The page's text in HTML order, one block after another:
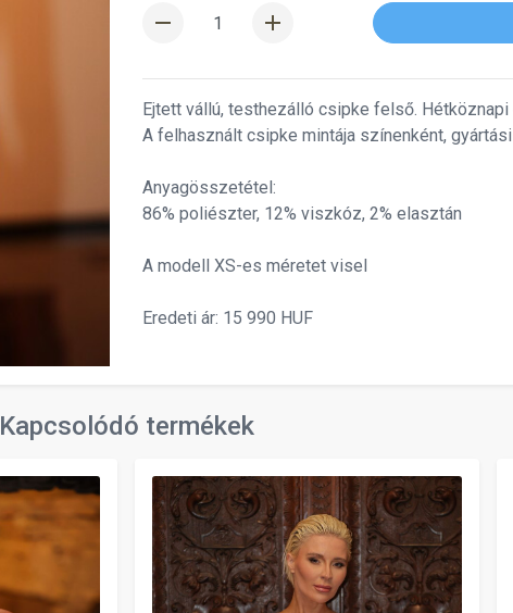
remove add
Ejtett vállú, testhezálló csipke felső.
A felhasznált csipke mintája színenként,
Anyagösszetétel:
86% poliészter, 12% viszkóz, 2% elasztán
A modell XS-es méretet visel
Eredeti ár: 15 990 HUF
Kapcsolódó termékek